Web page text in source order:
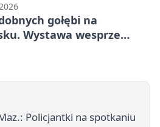
gołębi na
Wystawa wesprze
Policjantki na spotkaniu